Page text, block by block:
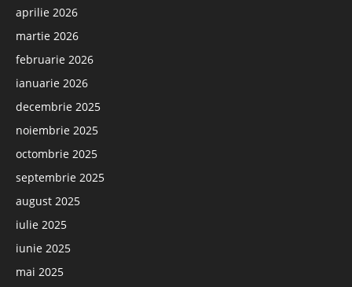
aprilie 2026
martie 2026
februarie 2026
ianuarie 2026
decembrie 2025
noiembrie 2025
octombrie 2025
septembrie 2025
august 2025
iulie 2025
iunie 2025
mai 2025